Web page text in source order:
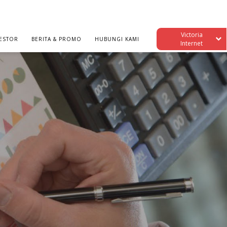
BERITA & PROMO HUBUNGI KAMI
Victoria
Internet